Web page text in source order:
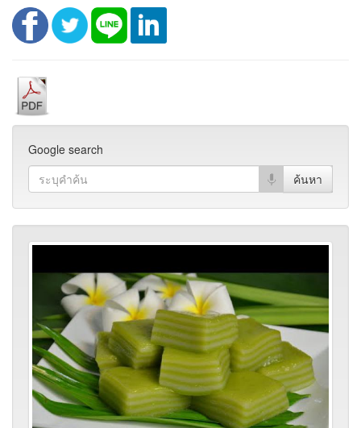
Google search